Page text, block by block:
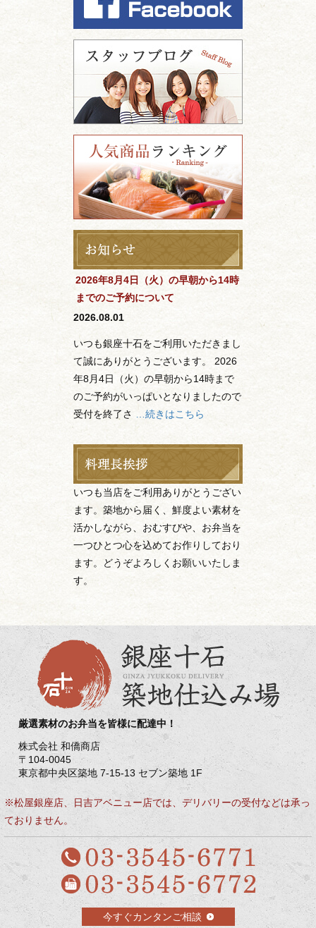
2026年8月4日（火）の早朝から14時
までのご予約について
2026.08.01
いつも銀座十石をご利用いただきまし
て誠にありがとうございます。 2026
年8月4日（火）の早朝から14時まで
のご予約がいっぱいとなりましたので
受付を終了さ
…続きはこちら
いつも当店をご利用ありがとうござい
ます。築地から届く、鮮度よい素材を
活かしながら、おむすびや、お弁当を
一つひとつ心を込めてお作りしており
ます。どうぞよろしくお願いいたしま
す。
厳選素材のお弁当を皆様に配達中！
株式会社 和僑商店
〒104-0045
東京都中央区築地 7-15-13 セブン築地 1F
※松屋銀座店、日吉アベニュー店では、デリバリーの受付などは承っ
ておりません。
今すぐカンタンご相談